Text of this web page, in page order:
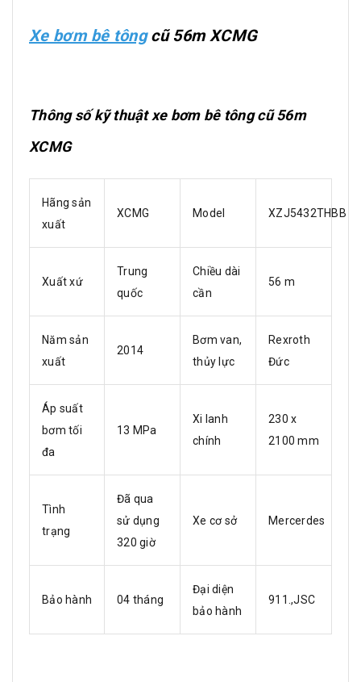
Xe bơm bê tôngcũ 56m XCMG
Thông số kỹ thuật xe bơm bê tông cũ 56m
XCMG
Hãng sản
xuất
XCMG Model XZJ5432THBB
Xuất xứ
Trung
quốc
Chiều dài
cần
56 m
Năm sản
xuất
2014
Bơm van,
thủy lực
Rexroth
Đức
Áp suất
bơm tối
đa
13 MPa
Xi lanh
chính
230 x
2100 mm
Tình
trạng
Đã qua
sử dụng
320 giờ
Xe cơ sở Mercerdes
Bảo hành 04 tháng
Đại diện
bảo hành
911.,JSC